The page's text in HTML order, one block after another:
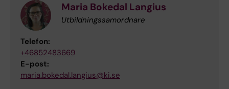
Maria Bokedal Langius
Utbildningssamordnare
Telefon:
+46852483669
E-post:
maria.bokedal.langius@ki.se